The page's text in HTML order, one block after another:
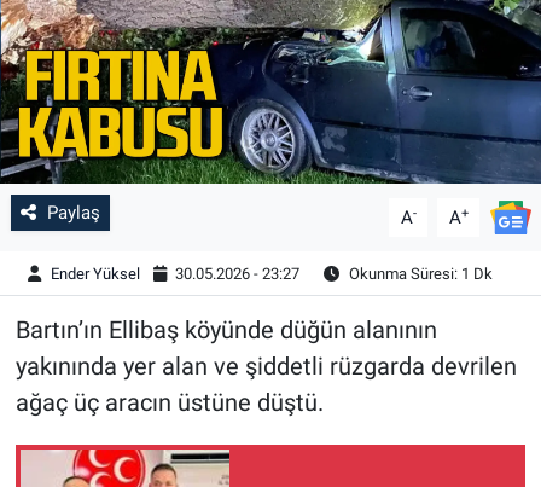
Paylaş A- A+
Ender Yüksel 30.05.2026 - 23:27 Okunma Süresi: 1 Dk
Bartın’ın Ellibaş köyünde düğün alanının
yakınında yer alan ve şiddetli rüzgarda devrilen
ağaç üç aracın üstüne düştü.